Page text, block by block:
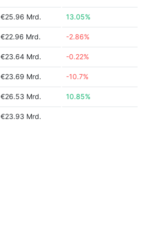
€25.96 Mrd. 13.05%
€22.96 Mrd. -2.86%
€23.64 Mrd. -0.22%
€23.69 Mrd. -10.7%
€26.53 Mrd. 10.85%
€23.93 Mrd.